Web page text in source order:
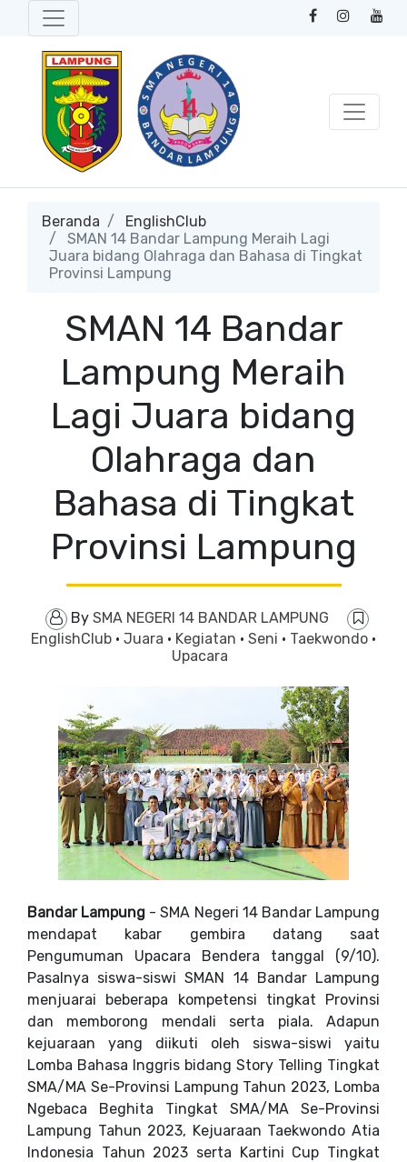
Beranda
EnglishClub
SMAN 14 Bandar Lampung Meraih Lagi
Juara bidang Olahraga dan Bahasa di Tingkat
Provinsi Lampung
SMAN 14 Bandar
Lampung Meraih
Lagi Juara bidang
Olahraga dan
Bahasa di Tingkat
Provinsi Lampung
By SMA NEGERI 14 BANDAR LAMPUNG
EnglishClub · Juara · Kegiatan · Seni · Taekwondo ·
Upacara
Bandar Lampung - SMA Negeri 14 Bandar Lampung
mendapat kabar gembira datang saat
Pengumuman Upacara Bendera tanggal (9/10).
Pasalnya siswa-siswi SMAN 14 Bandar Lampung
menjuarai beberapa kompetensi tingkat Provinsi
dan memborong mendali serta piala. Adapun
kejuaraan yang diikuti oleh siswa-siswi yaitu
Lomba Bahasa Inggris bidang Story Telling Tingkat
SMA/MA Se-Provinsi Lampung Tahun 2023, Lomba
Ngebaca Beghita Tingkat SMA/MA Se-Provinsi
Lampung Tahun 2023, Kejuaraan Taekwondo Atia
Indonesia Tahun 2023 serta Kartini Cup Tingkat